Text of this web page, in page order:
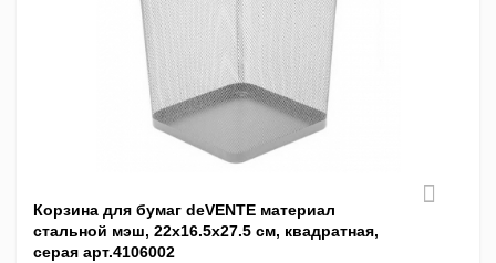
Корзина для бумаг deVENTE материал
стальной мэш, 22x16.5x27.5 см, квадратная,
серая арт.4106002